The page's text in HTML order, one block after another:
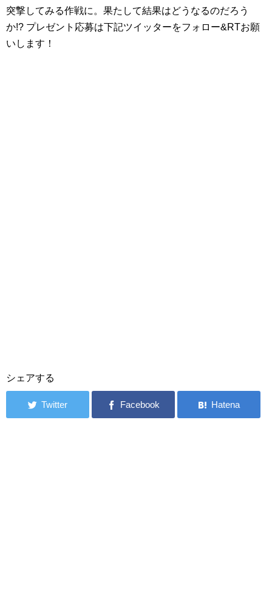
突撃してみる作戦に。果たして結果はどうなるのだろう
か!? プレゼント応募は下記ツイッターをフォロー&RTお願
いします！
シェアする